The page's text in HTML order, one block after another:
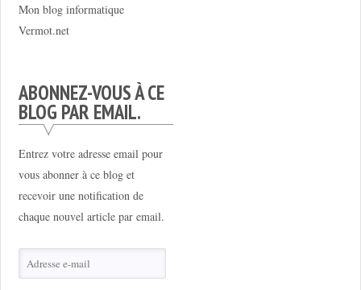
Mon blog informatique
Vermot.net
ABONNEZ-VOUS À CE
BLOG PAR EMAIL.
Entrez votre adresse email pour
vous abonner à ce blog et
recevoir une notification de
chaque nouvel article par email.
Adresse
e-